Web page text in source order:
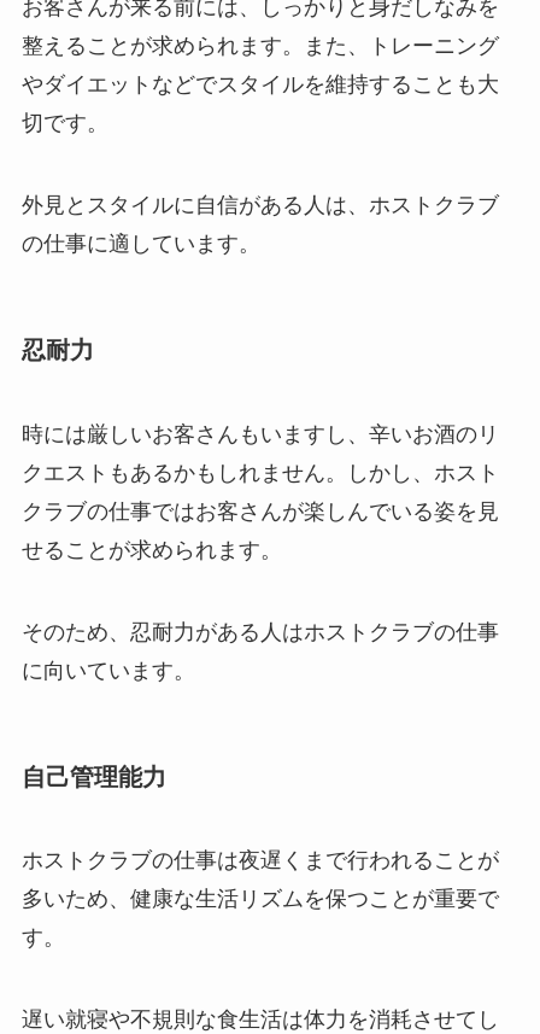
お客さんが来る前には、しっかりと身だしなみを
整えることが求められます。また、トレーニング
やダイエットなどでスタイルを維持することも大
切です。
外見とスタイルに自信がある人は、ホストクラブ
の仕事に適しています。
忍耐力
時には厳しいお客さんもいますし、辛いお酒のリ
クエストもあるかもしれません。しかし、ホスト
クラブの仕事ではお客さんが楽しんでいる姿を見
せることが求められます。
そのため、忍耐力がある人はホストクラブの仕事
に向いています。
自己管理能力
ホストクラブの仕事は夜遅くまで行われることが
多いため、健康な生活リズムを保つことが重要で
す。
遅い就寝や不規則な食生活は体力を消耗させてし